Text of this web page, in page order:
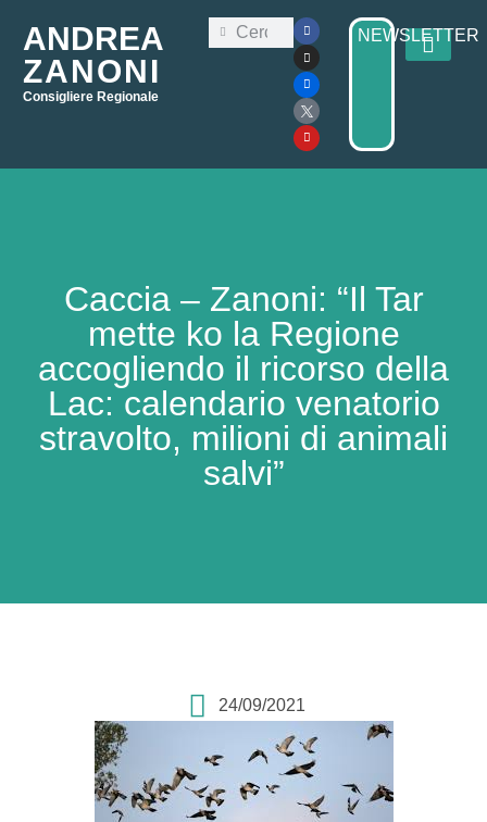
ANDREA
ZANONI
Consigliere Regionale
NEWSLETTER
Caccia – Zanoni: “Il Tar
mette ko la Regione
accogliendo il ricorso della
Lac: calendario venatorio
stravolto, milioni di animali
salvi”
24/09/2021